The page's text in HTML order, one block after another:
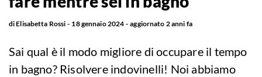
diElisabetta Rossi 18 gennaio 2024 aggiornato 2 anni fa
Sai qual è il modo migliore di occupare il tempo
in bagno? Risolvere indovinelli! Noi abbiamo